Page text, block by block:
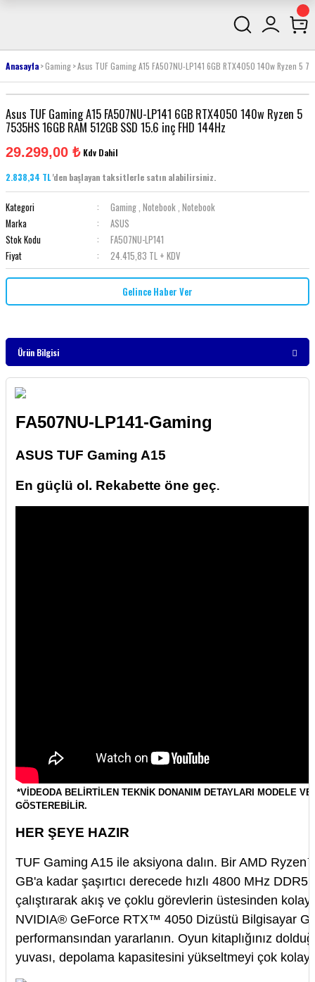
Anasayfa Gaming Asus TUF Gaming A15 FA507NU-LP141 6GB RTX4050 140w Ryzen 5
Asus TUF Gaming A15 FA507NU-LP141 6GB RTX4050 140w Ryzen 5
7535HS 16GB RAM 512GB SSD 15.6 inç FHD 144Hz
29.299,00 ₺ Kdv Dahil
2.838,34 TL'den başlayan taksitlerle satın alabilirsiniz.
Kategori Gaming, Notebook, Notebook
Marka
ASUS
Stok Kodu
FA507NU-LP141
Fiyat
24.415,83 TL + KDV
Gelince Haber Ver
Ürün Bilgisi
FA507NU-LP141-Gaming
ASUS TUF Gaming A15
En güçlü ol. Rekabette öne geç.
*VİDEODA BELİRTİLEN TEKNİK DONANIM DETAYLARI MODELE
GÖSTEREBİLİR.
HER ŞEYE HAZIR
TUF Gaming A15 ile aksiyona dalın. Bir AMD
GB'a kadar şaşırtıcı derecede hızlı 4800 MHz
çalıştırarak akış ve çoklu görevlerin üstesinden
NVIDIA® GeForce RTX™ 4050 Dizüstü Bilgisayar
performansından yararlanın. Oyun kitaplığınız
yuvası, depolama kapasitesini yükseltmeyi çok